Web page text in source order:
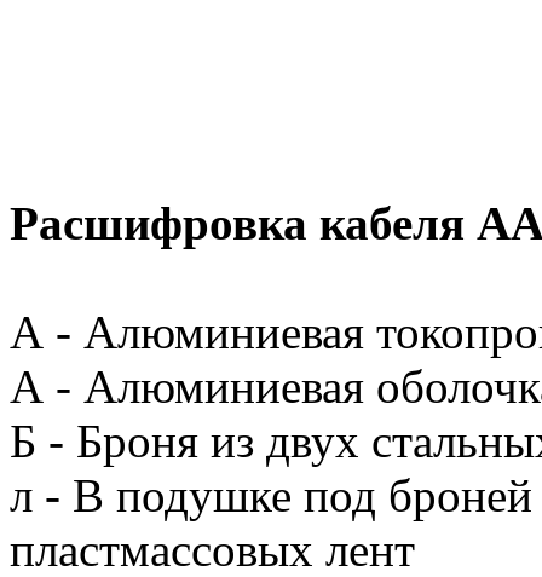
Расшифровка кабеля
А - Алюминиевая
А - Алюминиевая
Б - Броня из двух
л - В подушке под броней
пластмассовых лент